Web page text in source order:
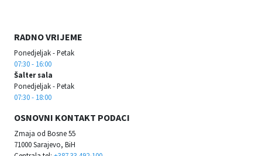
RADNO VRIJEME
Ponedjeljak - Petak
07:30 - 16:00
Šalter sala
Ponedjeljak - Petak
07:30 - 18:00
OSNOVNI KONTAKT PODACI
Zmaja od Bosne 55
71000 Sarajevo, BiH